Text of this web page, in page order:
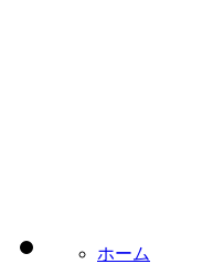
ホーム